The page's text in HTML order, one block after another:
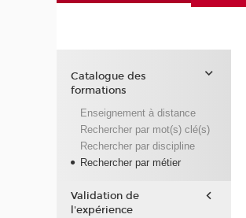
Catalogue des
formations
Enseignement à distance
Rechercher par mot(s) clé(s)
Rechercher par discipline
Rechercher par métier
Validation de
l'expérience